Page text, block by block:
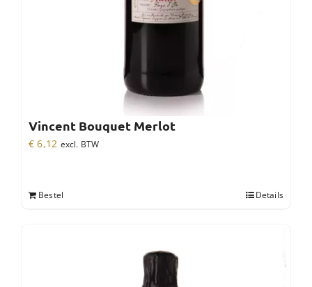
Vincent Bouquet Merlot
€ 6,12 excl. BTW
Bestel Details